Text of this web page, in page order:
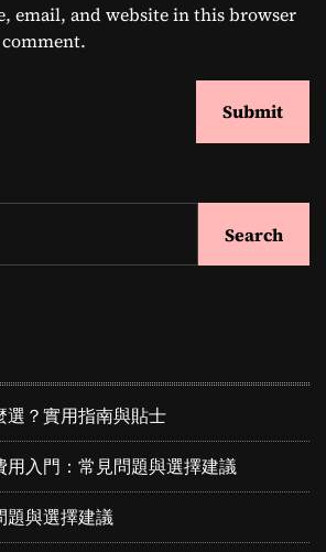
email, and website in this browser
Search
選？實用指南與貼士
用入門：常見問題與選擇建議
題與選擇建議